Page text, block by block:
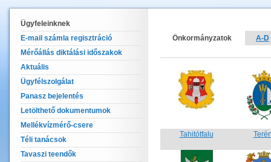
Ügyfeleinknek
E-mail számla regisztráció
Mérőállás diktálási időszakok
Aktuális
Ügyfélszolgálat
Panasz bejelentés
Letölthető dokumentumok
Mellékvízmérő-csere
Téli tanácsok
Tavaszi teendők
Önkormányzatok A-D
Tahitótfalu